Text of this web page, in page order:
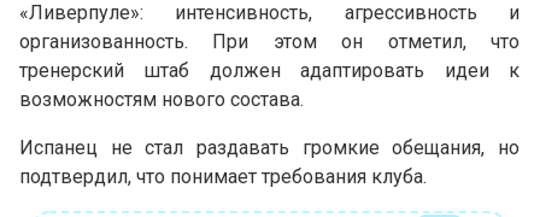
«Ливерпуле»: интенсивность, агрессивность и
организованность. При этом он отметил, что
тренерский штаб должен адаптировать идеи к
возможностям нового состава.
Испанец не стал раздавать громкие обещания, но
подтвердил, что понимает требования клуба.